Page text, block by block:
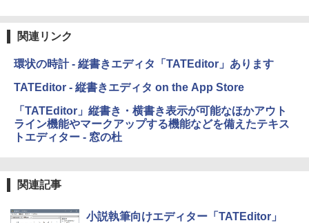
Amazon Kindle Paperwhite (16GB) 7イ
週間持続バッテリー、広告なし、ブラッ
￥22,980
売)
関連リンク
環状の時計 - 縦書きエディタ「TATEditor」あります
TATEditor - 縦書きエディタ on the App Store
「TATEditor」縦書き・横書き表示が可能なほかアウト
ライン機能やマークアップする機能などを備えたテキス
トエディター - 窓の杜
関連記事
小説執筆向けエディター「TATEditor」